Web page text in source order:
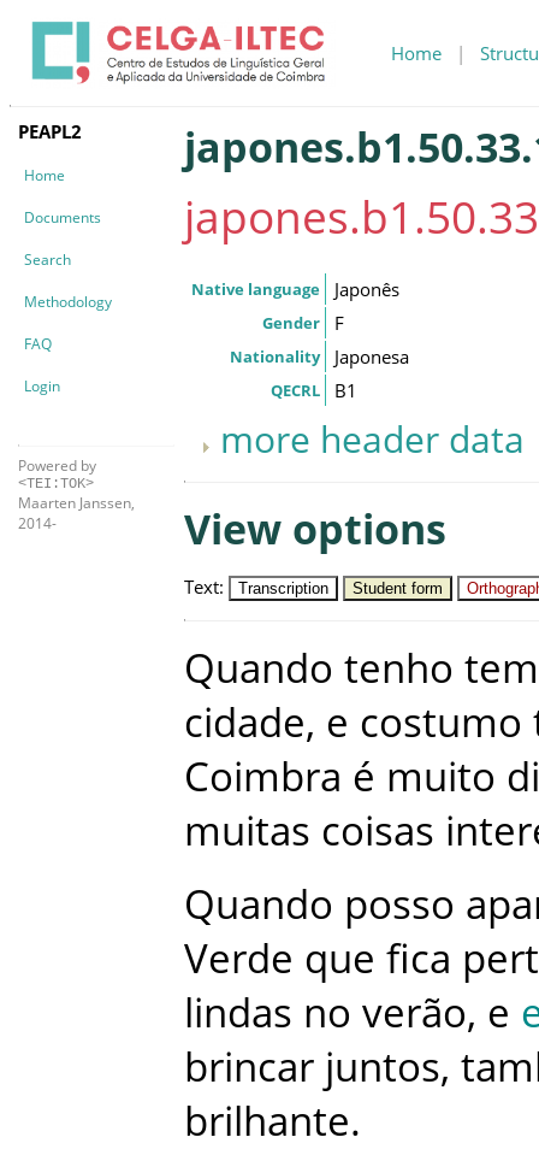
Home |
PEAPL2
Home
Documents
Search
Methodology
FAQ
Login
Powered by
<TEI:TOK>
Maarten Janssen,
2014-
Native language Japonês
Gender F
Nationality Japonesa
QECRL B1
more header data
View options
Text: Transcription Student form
Quando tenho
cidade, e costumo
Coimbra é muito
muitas coisas
Quando posso
Verde que fica
lindas no verão, e
brincar juntos,
brilhante.